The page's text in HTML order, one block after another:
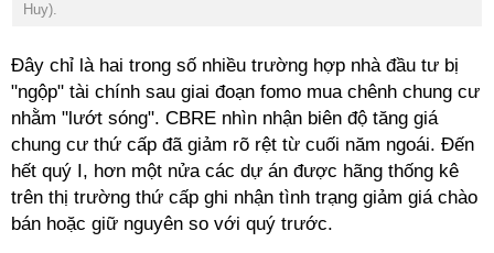
Huy).
Đây chỉ là hai trong số nhiều trường hợp nhà đầu tư bị
"ngộp" tài chính sau giai đoạn fomo mua chênh chung cư
nhằm "lướt sóng". CBRE nhìn nhận biên độ tăng giá
chung cư thứ cấp đã giảm rõ rệt từ cuối năm ngoái. Đến
hết quý I, hơn một nửa các dự án được hãng thống kê
trên thị trường thứ cấp ghi nhận tình trạng giảm giá chào
bán hoặc giữ nguyên so với quý trước.